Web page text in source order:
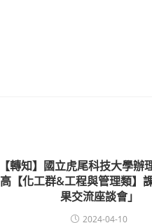
【轉知】國立虎尾科技大學辦
高【化工群&工程與管理類】
果交流座談會」
2024-04-10